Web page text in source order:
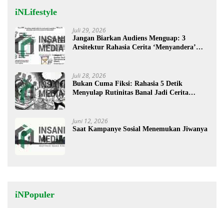
iNLifestyle
Juli 29, 2026
Jangan Biarkan Audiens Menguap: 3
Arsitektur Rahasia Cerita ‘Menyandera’
Juli 28, 2026
Bukan Cuma Fiksi: Rahasia 5 Detik
Menyulap Rutinitas Banal Jadi Cerita
Juni 12, 2026
Saat Kampanye Sosial Menemukan Jiwanya
iNPopuler